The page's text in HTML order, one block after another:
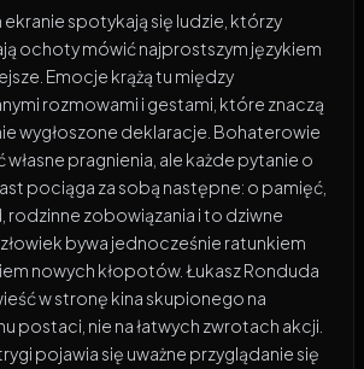
spotykają się ludzie, którzy
ochoty mówić najprostszym językiem
Emocje krążą tu między
rozmowami i gestami, które znaczą
wygłoszone deklaracje. Bohaterowie
pragnienia, ale każde pytanie o
pociąga za sobą następne: o pamięć,
rodzinne zobowiązania i to dziwne
bywa jednocześnie ratunkiem
nowych kłopotów. Łukasz Ronduda
w stronę kina skupionego na
postaci, nie na łatwych zwrotach akcji.
pojawia się uważne przyglądanie się